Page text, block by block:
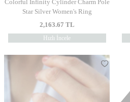
Colorful Infinity Cylinder Charm Pole
Star Silver Women's Ring
2,163.67 TL
Hızlı İncele